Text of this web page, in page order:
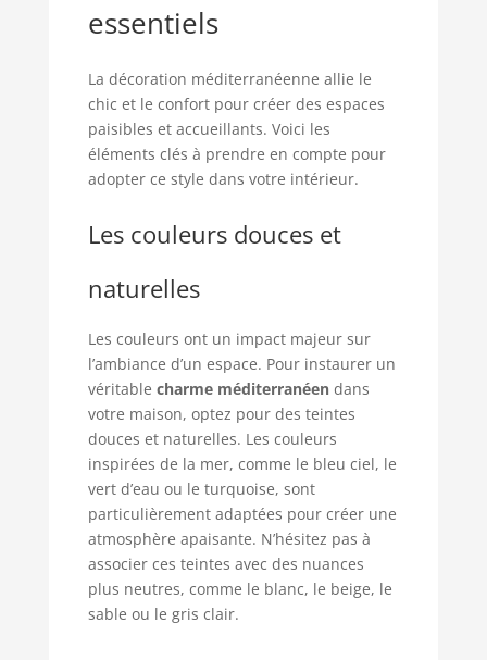
essentiels
La décoration méditerranéenne allie le
chic et le confort pour créer des espaces
paisibles et accueillants. Voici les
éléments clés à prendre en compte pour
adopter ce style dans votre intérieur.
Les couleurs douces et
naturelles
Les couleurs ont un impact majeur sur
l’ambiance d’un espace. Pour instaurer un
véritable charme méditerranéendans
votre maison, optez pour des teintes
douces et naturelles. Les couleurs
inspirées de la mer, comme le bleu ciel, le
vert d’eau ou le turquoise, sont
particulièrement adaptées pour créer une
atmosphère apaisante. N’hésitez pas à
associer ces teintes avec des nuances
plus neutres, comme le blanc, le beige, le
sable ou le gris clair.